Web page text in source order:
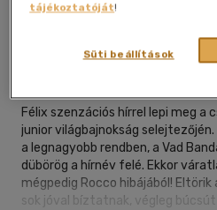
Fabula Stúdió Kft.|2005|
Félix szenzációs hírrel lepi meg a
junior világbajnokság
a legnagyobb rendben, a Vad
dübörög a hírnév felé. Ekkor
mégpedig Rocco hibájából! Eltörik
sok jóval bíztatnak, végleg
tájékoztatóját!
Süti beállítások